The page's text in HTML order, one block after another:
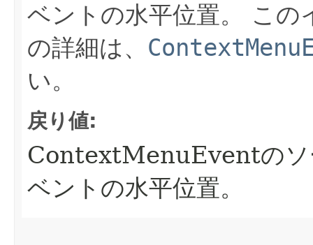
ベントの水平位置。
この
の詳細は、
い。
戻り値:
ContextMenuEventのソ
ベントの水平位置。